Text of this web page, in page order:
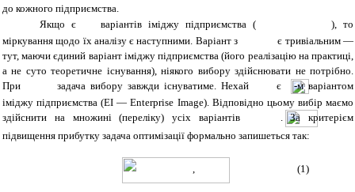
до кожного підприємства.
Якщо є
варіантів іміджу підприємства (
), то
міркування щодо їх аналізу є наступними. Варіант з
є тривіальним —
тут, маючи єдиний варіант іміджу підприємства (його реалізацію на практиці,
а не суто теоретичне існування), ніякого вибору здійснювати не потрібно.
При
задача вибору завжди існуватиме. Нехай є
-м варіантом
іміджу підприємства (EI — Enterprise Image). Відповідно цьому вибір маємо
здійснити на множині (переліку) усіх варіантів
. За критерієм
підвищення прибутку задача оптимізації формально запишеться так:
, (1)